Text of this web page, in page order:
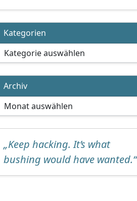
Kategorien
Kategorien
Archiv
Archiv
„Keep hacking. It’s what
bushing would have wanted.“